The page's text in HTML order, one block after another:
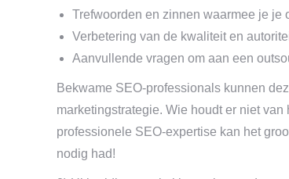
Trefwoorden en zinnen waarmee je
Verbetering van de kwaliteit en
Aanvullende vragen om aan een
Bekwame SEO-professionals kunnen
marketingstrategie. Wie houdt er niet
professionele SEO-expertise kan het
nodig had!